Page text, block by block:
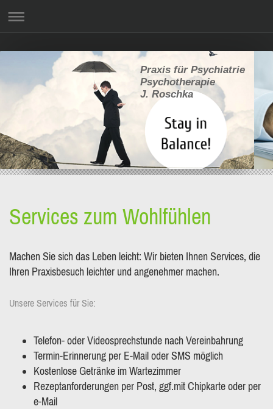
Praxis für Psychiatrie
Psychotherapie
J. Roschka
Services zum Wohlfühlen
Machen Sie sich das Leben leicht: Wir bieten Ihnen Services, die
Ihren Praxisbesuch leichter und angenehmer machen.
Unsere Services für Sie:
Telefon- oder Videosprechstunde nach Vereinbahrung
Termin-Erinnerung per E-Mail oder SMS möglich
Kostenlose Getränke im Wartezimmer
Rezeptanforderungen per Post, ggf.mit Chipkarte oder per
e-Mail